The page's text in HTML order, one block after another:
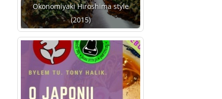
Okonomiyaki Hiroshima style
(2015)